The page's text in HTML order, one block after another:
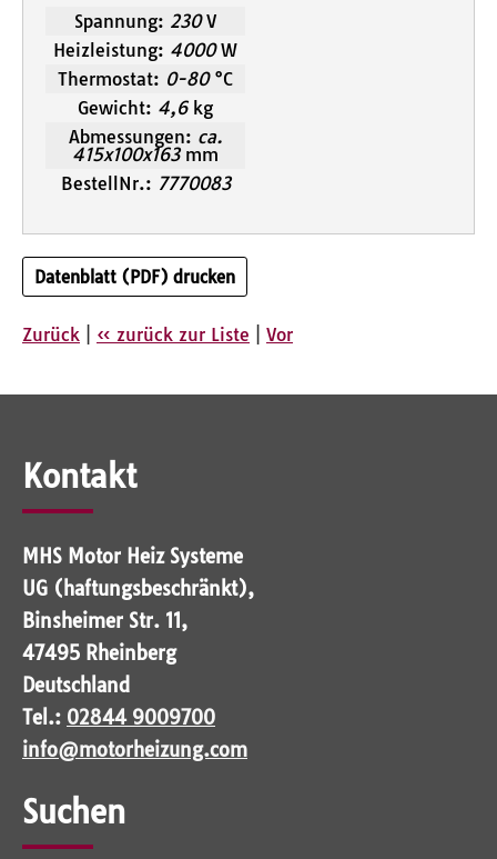
Spannung: 230 V
Heizleistung: 4000 W
Thermostat: 0-80 °C
Gewicht: 4,6 kg
Abmessungen: ca.
415x100x163 mm
BestellNr.: 7770083
Datenblatt (PDF) drucken
Zurück « zurück zur Liste Vor
Kontakt
MHS Motor Heiz Systeme
UG (haftungsbeschränkt),
Binsheimer Str. 11,
47495 Rheinberg
Deutschland
Tel.: 02844 9009700
info@motorheizung.com
Suchen